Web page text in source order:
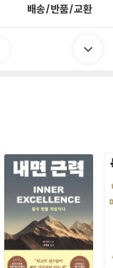
배송/반품/교환